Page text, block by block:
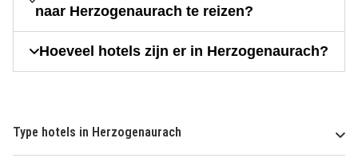
naar Herzogenaurach te reizen?
Hoeveel hotels zijn er in Herzogenaurach?
Type hotels in Herzogenaurach